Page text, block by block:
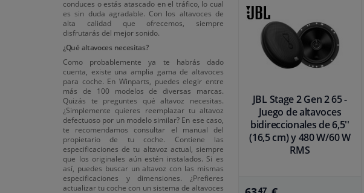
600 vatios
650 vatios
720 vatios
1000 vatios
conduces o estás atascado en el tráfico, lo cual
es sin duda agradable. Con los altavoces de
alta calidad que ofrecemos, siempre
disfrutarás del mejor sonido.
¿Qué altavoces necesitas?
Como probablemente ya te habrás dado
cuenta, existe una amplia gama de altavoces
para coche. En Winparts, puedes elegir entre
más de 100 modelos de diversas marcas.
Quizás te preguntes qué altavoz necesitas.
¿Simplemente quieres reemplazar tu altavoz
defectuoso por un modelo similar? En ese caso,
te recomendamos consultar el manual del
propietario de tu coche. Contiene las
especificaciones de tu altavoz actual, siempre
que los originales aún estén instalados. Si es
así, puedes buscar un altavoz con las mismas
especificaciones y dimensiones. ¿Prefieres
actualizar tu coche con un sistema de altavoces
JBL Stage 2 Gen 2 65 -
Juego de altavoces
bidireccionales de 6,5''
(16,5 cm) y 480 W/60 W
RMS
47